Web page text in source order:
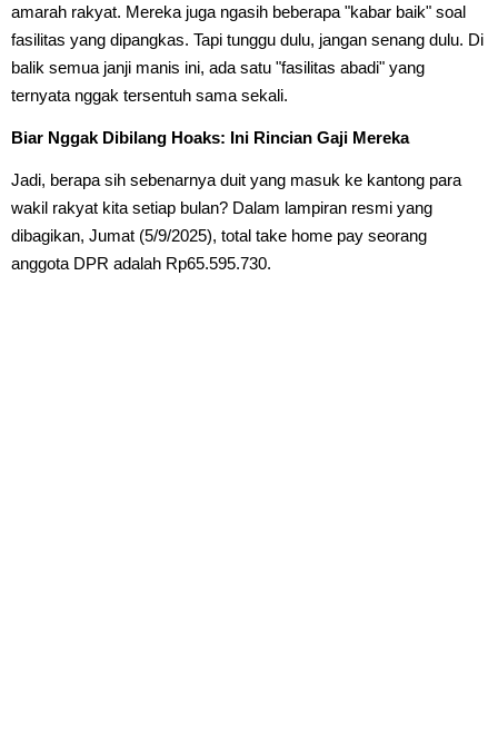
amarah rakyat. Mereka juga ngasih beberapa "kabar baik" soal
fasilitas yang dipangkas. Tapi tunggu dulu, jangan senang dulu. Di
balik semua janji manis ini, ada satu "fasilitas abadi" yang
ternyata nggak tersentuh sama sekali.
Biar Nggak Dibilang Hoaks: Ini Rincian Gaji Mereka
Jadi, berapa sih sebenarnya duit yang masuk ke kantong para
wakil rakyat kita setiap bulan? Dalam lampiran resmi yang
dibagikan, Jumat (5/9/2025), total take home pay seorang
anggota DPR adalah Rp65.595.730.